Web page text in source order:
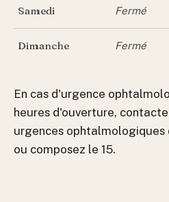
Samedi Fermé
Dimanche Fermé
En cas d'urgence
heures d'ouverture,
urgences ophtalmologiques
ou composez le 15.